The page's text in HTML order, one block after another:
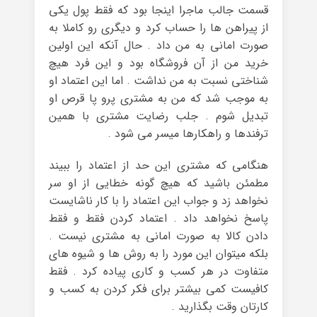
قسمت جالب ماجرا اینجا بود که فقط پول یکی
از پیراهن ها را حساب کرد و دیگری رو کاملا به
صورت امانی به من داد . حال آنکه این اولین
خرید من از آن فروشگاه بود و این فرد هیچ
شناختی نسبت به من نداشت . اما این اعتماد او
به موجب شد که من به مشتری پرو پا قرص او
تبدیل شوم . جلب رضایت مشتری با همین
ترفندها و راهکارها میسر می شود .
هنگامی که مشتری این حد از اعتماد را ببیند
مطمئن باشید که هیچ گونه خطایی از او سر
نخواهد زد و جواب این اعتماد را با کار ناشایست
پاسخ نخواهد داد . اعتماد کردن فقط و فقط
دادن کالا به صورت امانی به مشتری نیست .
بلکه میتوان این مورد را به روش ها و شیوه های
متفاوت در هر کسب و کاری پیاده کرد . فقط
کافیست کمی بیشتر برای فکر کردن به کسب و
کارتان وقت بگذارید .